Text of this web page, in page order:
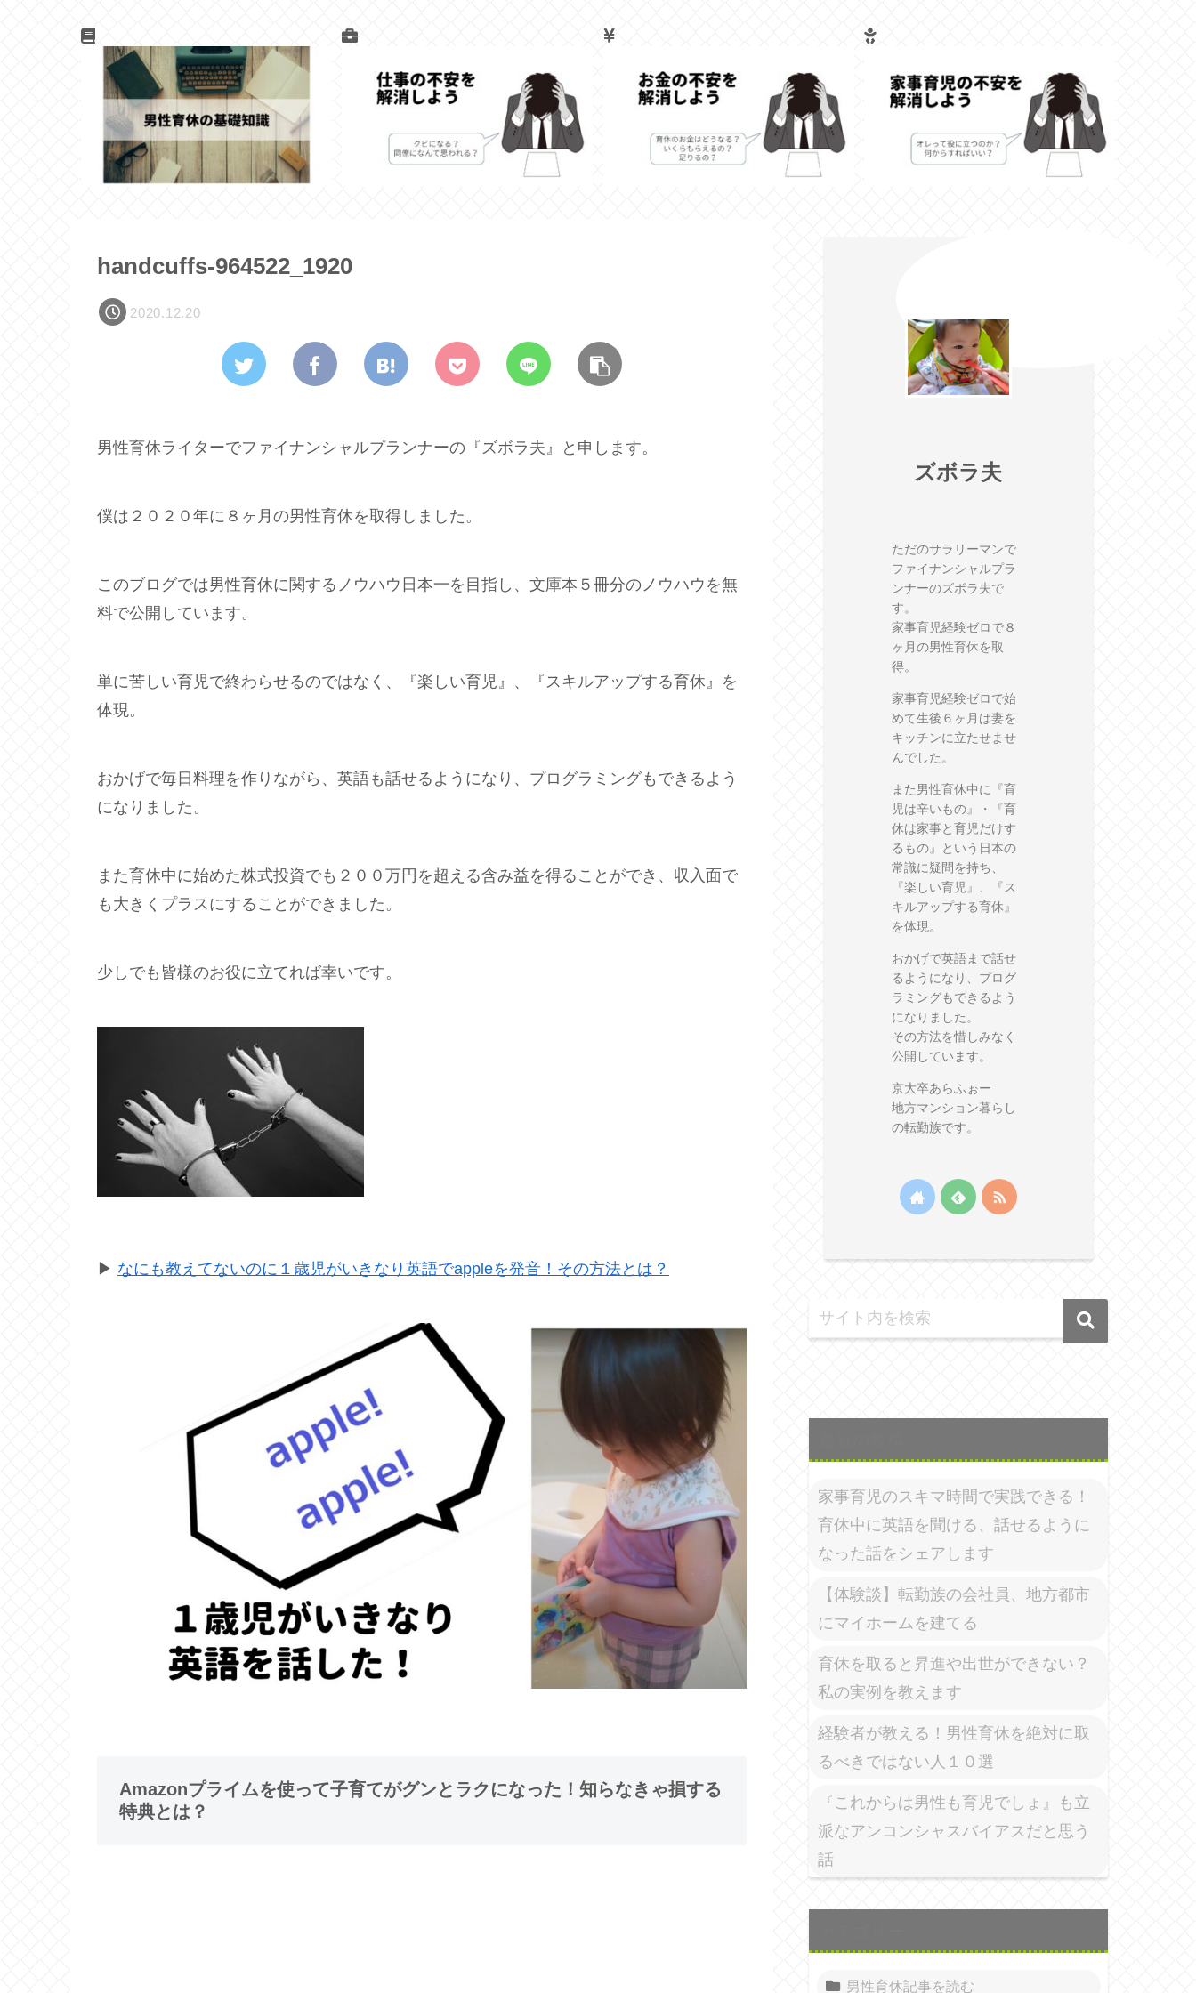
handcuffs-964522_1920
2020.12.20
男性育休ライターでファイナンシャルプランナーの『ズボラ夫』と申します。
僕は２０２０年に８ヶ月の男性育休を取得しました。
このブログでは男性育休に関するノウハウ日本一を目指し、文庫本５冊分のノウハウを無
料で公開しています。
単に苦しい育児で終わらせるのではなく、『楽しい育児』、『スキルアップする育休』を
体現。
おかげで毎日料理を作りながら、英語も話せるようになり、プログラミングもできるよう
になりました。
また育休中に始めた株式投資でも２００万円を超える含み益を得ることができ、収入面で
も大きくプラスにすることができました。
少しでも皆様のお役に立てれば幸いです。
▶ なにも教えてないのに１歳児がいきなり英語でappleを発音！その方法とは？
Amazonプライムを使って子育てがグンとラクになった！知らなきゃ損する
特典とは？
ズボラ夫
ただのサラリーマンで
ファイナンシャルプラ
ンナーのズボラ夫で
す。
家事育児経験ゼロで８
ヶ月の男性育休を取
得。
家事育児経験ゼロで始
めて生後６ヶ月は妻を
キッチンに立たせませ
んでした。
また男性育休中に『育
児は辛いもの』・『育
休は家事と育児だけす
るもの』という日本の
常識に疑問を持ち、
『楽しい育児』、『ス
キルアップする育休』
を体現。
おかげで英語まで話せ
るようになり、プログ
ラミングもできるよう
になりました。
その方法を惜しみなく
公開しています。
京大卒あらふぉー
地方マンション暮らし
の転勤族です。
家事育児のスキマ時間で実践できる！
育休中に英語を聞ける、話せるように
なった話をシェアします
【体験談】転勤族の会社員、地方都市
にマイホームを建てる
育休を取ると昇進や出世ができない？
私の実例を教えます
経験者が教える！男性育休を絶対に取
るべきではない人１０選
『これからは男性も育児でしょ』も立
派なアンコンシャスバイアスだと思う
話
男性育休記事を読む